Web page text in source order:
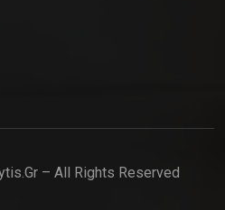
– All Rights Reserved